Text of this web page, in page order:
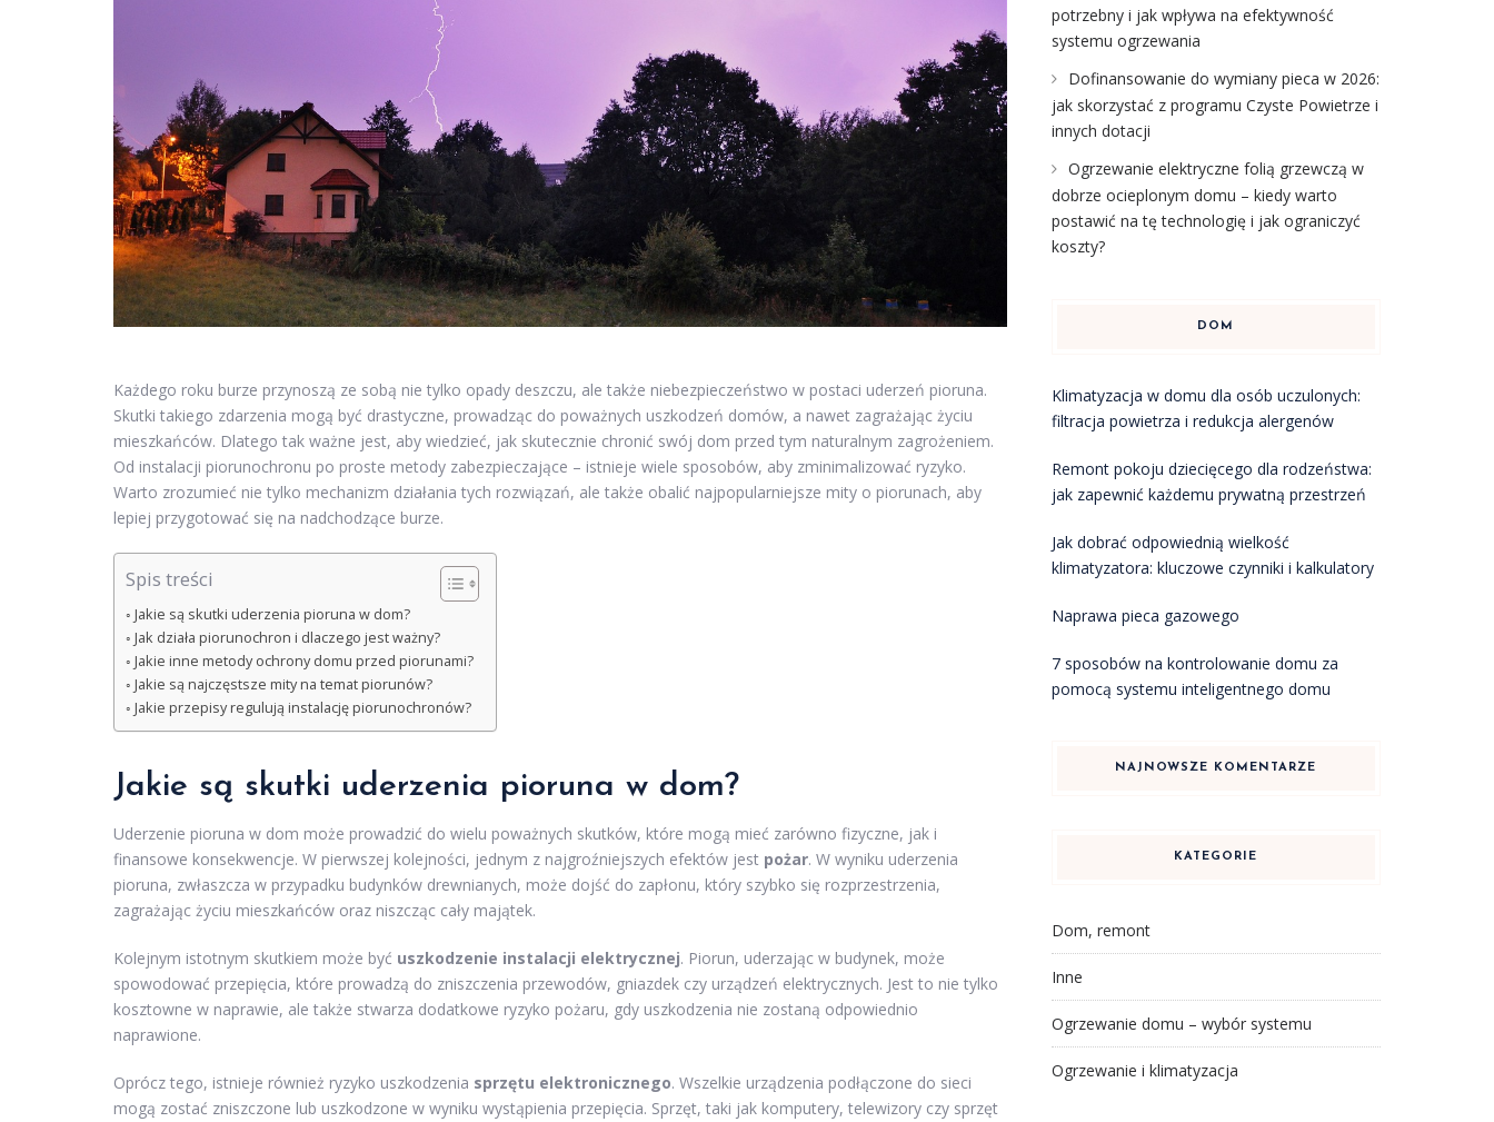
Każdego roku burze przynoszą ze sobą nie tylko opady deszczu, ale także niebezpieczeństwo w postaci uderzeń pioruna.
Skutki takiego zdarzenia mogą być drastyczne, prowadząc do poważnych uszkodzeń domów, a nawet zagrażając życiu
mieszkańców. Dlatego tak ważne jest, aby wiedzieć, jak skutecznie chronić swój dom przed tym naturalnym zagrożeniem.
Od instalacji piorunochronu po proste metody zabezpieczające – istnieje wiele sposobów, aby zminimalizować ryzyko.
Warto zrozumieć nie tylko mechanizm działania tych rozwiązań, ale także obalić najpopularniejsze mity o piorunach, aby
lepiej przygotować się na nadchodzące burze.
Spis treści
Jakie są skutki uderzenia pioruna w dom?
Jak działa piorunochron i dlaczego jest ważny?
Jakie inne metody ochrony domu przed piorunami?
Jakie są najczęstsze mity na temat piorunów?
Jakie przepisy regulują instalację piorunochronów?
Jakie są skutki uderzenia pioruna w dom?
Uderzenie pioruna w dom może prowadzić do wielu poważnych skutków, które mogą mieć zarówno fizyczne, jak i
finansowe konsekwencje. W pierwszej kolejności, jednym z najgroźniejszych efektów jest pożar. W wyniku uderzenia
pioruna, zwłaszcza w przypadku budynków drewnianych, może dojść do zapłonu, który szybko się rozprzestrzenia,
zagrażając życiu mieszkańców oraz niszcząc cały majątek.
Kolejnym istotnym skutkiem może być uszkodzenie instalacji elektrycznej. Piorun, uderzając w budynek, może
spowodować przepięcia, które prowadzą do zniszczenia przewodów, gniazdek czy urządzeń elektrycznych. Jest to nie tylko
kosztowne w naprawie, ale także stwarza dodatkowe ryzyko pożaru, gdy uszkodzenia nie zostaną odpowiednio
naprawione.
Oprócz tego, istnieje również ryzyko uszkodzenia sprzętu elektronicznego. Wszelkie urządzenia podłączone do sieci
mogą zostać zniszczone lub uszkodzone w wyniku wystąpienia przepięcia. Sprzęt, taki jak komputery, telewizory czy sprzęt
potrzebny i jak wpływa na efektywność
systemu ogrzewania
Dofinansowanie do wymiany pieca w 2026:
jak skorzystać z programu Czyste Powietrze i
innych dotacji
Ogrzewanie elektryczne folią grzewczą w
dobrze ocieplonym domu – kiedy warto
postawić na tę technologię i jak ograniczyć
koszty?
DOM
Klimatyzacja w domu dla osób uczulonych:
filtracja powietrza i redukcja alergenów
Remont pokoju dziecięcego dla rodzeństwa:
jak zapewnić każdemu prywatną przestrzeń
Jak dobrać odpowiednią wielkość
klimatyzatora: kluczowe czynniki i kalkulatory
Naprawa pieca gazowego
7 sposobów na kontrolowanie domu za
pomocą systemu inteligentnego domu
NAJNOWSZE KOMENTARZE
KATEGORIE
Dom, remont
Inne
Ogrzewanie domu – wybór systemu
Ogrzewanie i klimatyzacja